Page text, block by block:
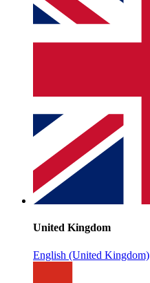
United Kingdom
English (United Kingdom)